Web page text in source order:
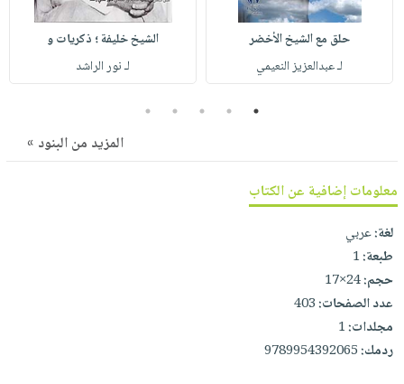
صابون
أطفال
مناسبات
فيديوهات
أسئلة
وفرات
انشر
تواصل
معنا
عربة
حلق مع الشيخ الأخضر
لـ عبدالعزيز النعيمي
الشيخ خليفة ؛ ذكريات و
لـ نور الراشد
1
2
3
4
5
المزيد من البنود »
معلومات إضافية عن الكتاب
لغة:عربي
طبعة:1
حجم:24×17
عدد الصفحات:403
مجلدات:1
ردمك:9789954392065